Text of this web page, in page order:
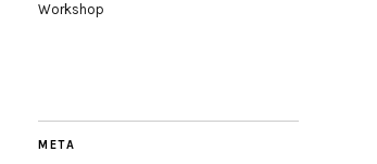
Workshop
META